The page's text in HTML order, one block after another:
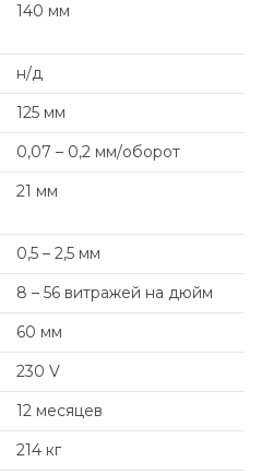
140 мм
н/д
125 мм
0,07 – 0,2 мм/оборот
21 мм
0,5 – 2,5 мм
8 – 56 витражей на дюйм
60 мм
230 V
12 месяцев
214 кг